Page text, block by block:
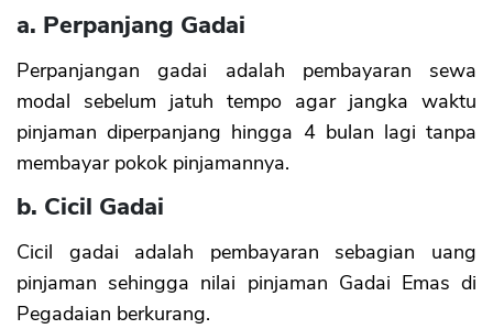
a. Perpanjang Gadai
Perpanjangan gadai adalah pembayaran sewa
modal sebelum jatuh tempo agar jangka waktu
pinjaman diperpanjang hingga 4 bulan lagi tanpa
membayar pokok pinjamannya.
b. Cicil Gadai
Cicil gadai adalah pembayaran sebagian uang
pinjaman sehingga nilai pinjaman Gadai Emas di
Pegadaian berkurang.